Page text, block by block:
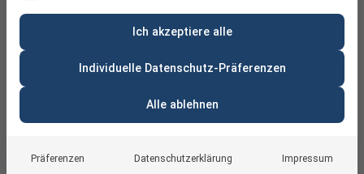
Ich akzeptiere alle
Individuelle Datenschutz-Präferenzen
Alle ablehnen
Präferenzen Datenschutzerklärung Impressum